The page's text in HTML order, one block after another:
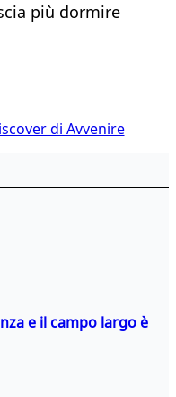
più dormire
di Avvenire
e il campo largo è